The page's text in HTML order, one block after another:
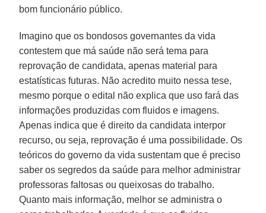
bom funcionário público.
Imagino que os bondosos governantes da vida
contestem que má saúde não será tema para
reprovação de candidata, apenas material para
estatísticas futuras. Não acredito muito nessa tese,
mesmo porque o edital não explica que uso fará das
informações produzidas com fluidos e imagens.
Apenas indica que é direito da candidata interpor
recurso, ou seja, reprovação é uma possibilidade. Os
teóricos do governo da vida sustentam que é preciso
saber os segredos da saúde para melhor administrar
professoras faltosas ou queixosas do trabalho.
Quanto mais informação, melhor se administra o